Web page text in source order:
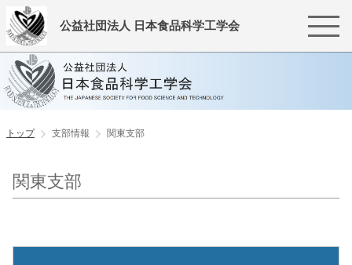
公益社団法人 日本食品科学工学会
トップ 支部情報 関東支部
関東支部